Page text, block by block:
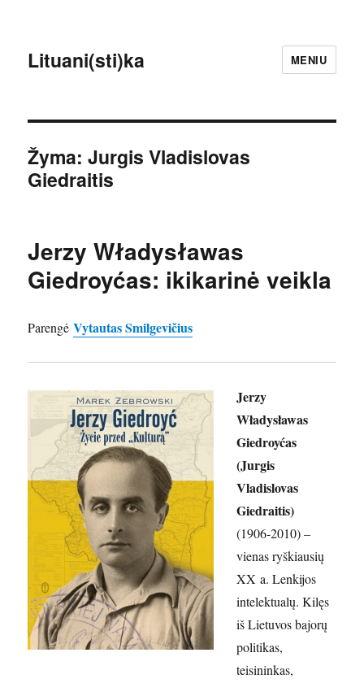
Lituani(sti)ka MENIU
Žyma:Jurgis Vladislovas
Giedraitis
Jerzy Władysławas
Giedroyćas: ikikarinė veikla
ParengėVytautas Smilgevičius
Jerzy
Władysławas
Giedroyćas
(Jurgis
Vladislovas
Giedraitis)
(1906‑2010) –
vienas ryškiausių
XX a. Lenkijos
intelektualų. Kilęs
iš Lietuvos bajorų
politikas,
teisininkas,